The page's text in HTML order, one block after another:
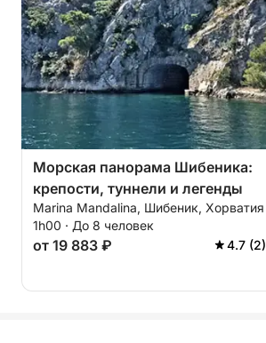
Морская панорама Шибеника:
крепости, туннели и легенды
Marina Mandalina, Шибеник, Хорватия
1h00 · До 8 человек
от 19 883 ₽ 4.7 (2)